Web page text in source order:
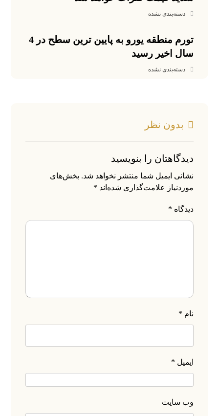
دسته‌بندی نشده
تورم منطقه یورو به پایین ترین سطح در 4
سال اخیر رسید
دسته‌بندی نشده
بدون نظر
دیدگاهتان را بنویسید
نشانی ایمیل شما منتشر نخواهد شد. بخش‌های
موردنیاز علامت‌گذاری شده‌اند *
دیدگاه *
نام *
ایمیل *
وب‌ سایت